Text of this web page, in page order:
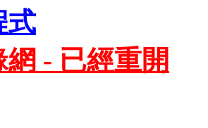
式
- 已經重開